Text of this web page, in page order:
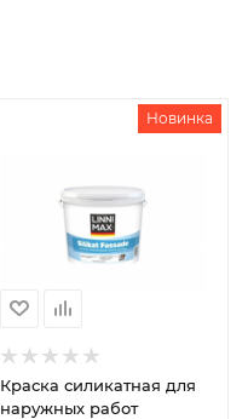
Новинка
Краска силикатная для
наружных работ